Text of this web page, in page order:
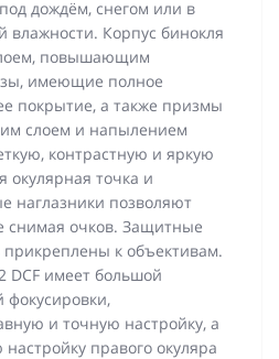
дождём, снегом или в
влажности. Корпус бинокля
повышающим
имеющие полное
покрытие, а также призмы
слоем и напылением
контрастную и яркую
окулярная точка и
наглазники позволяют
снимая очков. Защитные
к объективам.
DCF имеет большой
фокусировки,
и точную настройку, а
правого окуляра